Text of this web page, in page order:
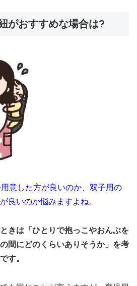
がおすすめな場合は?
意した方が良いのか、双子用の
良いのか悩みますよね。
きは「ひとりで抱っこやおんぶを
間にどのくらいありそうか」を考
す。